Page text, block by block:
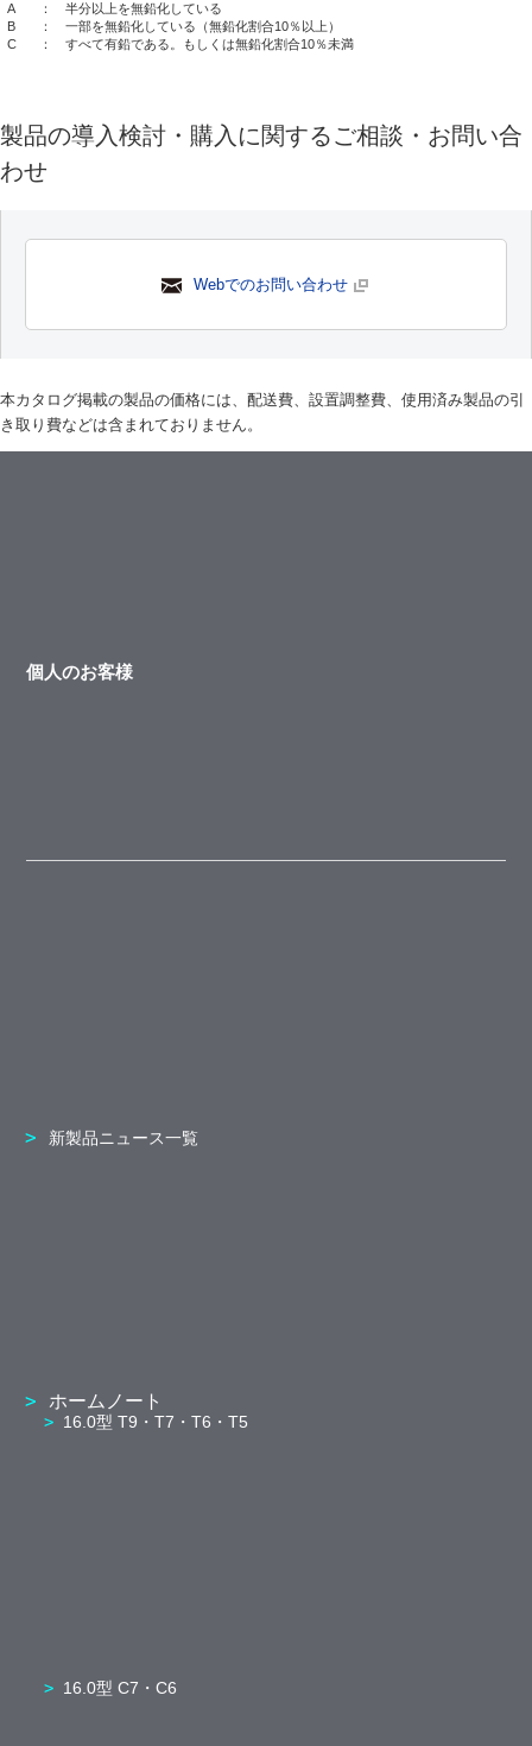
A
： 半分以上を無鉛化している
B
： 一部を無鉛化している（無鉛化割合10％以上）
C
： すべて有鉛である。もしくは無鉛化割合10％未満
製品の導入検討・購入に関するご相談・お問い合
わせ
Webでのお問い合わせ
本カタログ掲載の製品の価格には、配送費、設置調整費、使用済み製品の引
き取り費などは含まれておりません。
個人のお客様
新製品ニュース一覧
ホームノート
16.0型 T9・T7・T6・T5
16.0型 C7・C6